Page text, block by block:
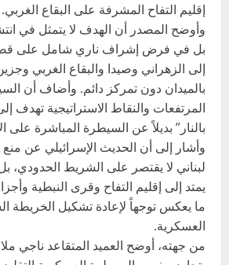
إقليم التفاح المشرفة على البقاع الغربي.
وأوضح المصدر أن الهدف لا يتمثل في
بل في فرض إشراف ناري شامل على قضاء
إلى الزهراني وصيدا والبقاع الغربي
بالميدان دون تمركز دائم. وأضاف أن
المرتفعات والنقاط الاستراتيجية تهدف
بالنار” بديلاً عن السيطرة المباشرة على
لبناني لا يقتصر على الشريط الحدودي،
يمتد إلى إقليم التفاح وقرى النبطية
ما يعكس توجهاً لإعادة تشكيل الخريطة
العسكرية.
من جهته، أوضح العميد المتقاعد ناجي